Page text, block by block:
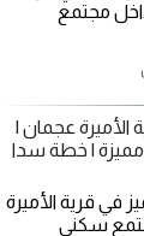
مجتمع
بين الموقع
الأميرة عجمان |
مميزة | خطة سدا
في قرية الأميرة
سكني